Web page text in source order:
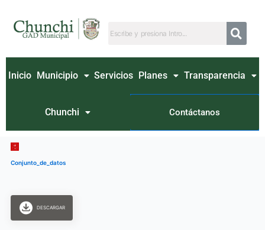
contenido
Inicio Municipio Servicios Planes Transparencia
Chunchi Contáctanos
Conjunto_de_datos
DESCARGAR